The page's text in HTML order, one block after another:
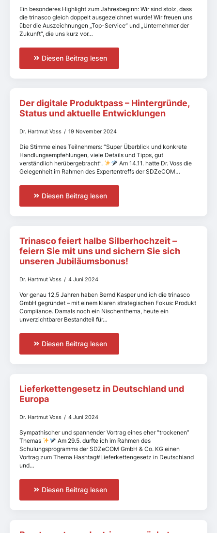
Ein besonderes Highlight zum Jahresbeginn: Wir sind stolz, dass
die trinasco gleich doppelt ausgezeichnet wurde! Wir freuen uns
über die Auszeichnungen „Top-Service“ und „Unternehmer der
Zukunft“, die uns kurz vor…
Diesen Beitrag lesen
Der digitale Produktpass – Hintergründe,
Status und aktuelle Entwicklungen
Dr. Hartmut Voss 19 November 2024
Die Stimme eines Teilnehmers: “Super Überblick und konkrete
Handlungsempfehlungen, viele Details und Tipps, gut
verständlich herübergebracht”.
Am 14.11. hatte Dr. Voss die
Gelegenheit im Rahmen des Expertentreffs der SDZeCOM…
Diesen Beitrag lesen
Trinasco feiert halbe Silberhochzeit –
feiern Sie mit uns und sichern Sie sich
unseren Jubiläumsbonus!
Dr. Hartmut Voss 4 Juni 2024
Vor genau 12,5 Jahren haben Bernd Kasper und ich die trinasco
GmbH gegründet – mit einem klaren strategischen Fokus: Produkt
Compliance. Damals noch ein Nischenthema, heute ein
unverzichtbarer Bestandteil für…
Diesen Beitrag lesen
Lieferkettengesetz in Deutschland und
Europa
Dr. Hartmut Voss 4 Juni 2024
Sympathischer und spannender Vortrag eines eher “trockenen”
Themas
Am 29.5. durfte ich im Rahmen des
Schulungsprogramms der SDZeCOM GmbH & Co. KG einen
Vortrag zum Thema Hashtag#Lieferkettengesetz in Deutschland
und…
Diesen Beitrag lesen